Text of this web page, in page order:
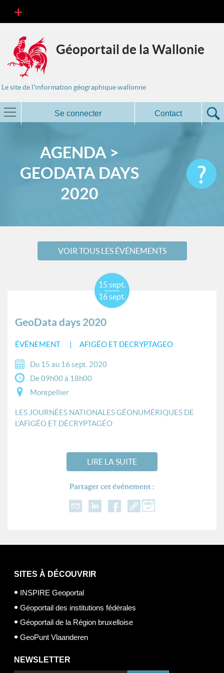
Géoportail de la Wallonie
Le site de l'information géographique wallonne
Se connecter Contact
AGENDA >
GEODATA DAYS
2020
VOIR TOUS LES ÉVÉNEMENTS
GeoData days 2020
ÉVÉNEMENT AFIGÉO ET DECRYPTAGEO
15 sept.
16 sept.
Du 15 au 16 sept. 2020
De 09h00 à 18h00
Montpellier
LES JOURNÉES NATIONALES GÉONUMÉRIQUES DE
L'AFIGÉO ET DÉCRYPTAGÉO
LIRE LA SUITE
Partager cet événement :
SITES À DÉCOUVRIR
INSPIRE Geoportal
Géoportail des institutions fédérales
Géoportail de la Région bruxelloise
GeoPunt Vlaanderen
NEWSLETTER